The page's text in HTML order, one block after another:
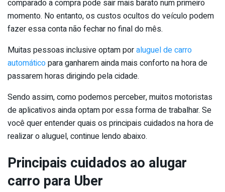
comparado a compra pode sair mais barato num primeiro
momento. No entanto, os custos ocultos do veículo podem
fazer essa conta não fechar no final do mês.
Muitas pessoas inclusive optam poraluguel de carro
automáticopara ganharem ainda mais conforto na hora de
passarem horas dirigindo pela cidade.
Sendo assim, como podemos perceber, muitos motoristas
de aplicativos ainda optam por essa forma de trabalhar. Se
você quer entender quais os principais cuidados na hora de
realizar o aluguel, continue lendo abaixo.
Principais cuidados ao alugar
carro para Uber